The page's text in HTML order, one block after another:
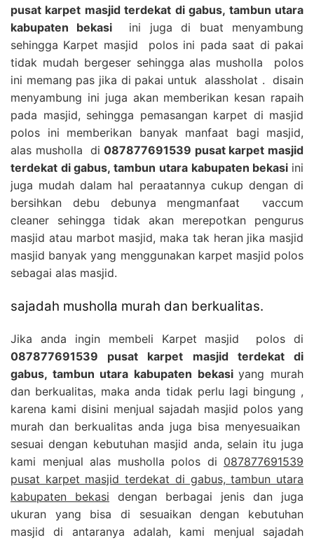
pusat karpet masjid terdekat di gabus, tambun utara
kabupaten bekasi
ini juga di buat menyambung
sehingga Karpet masjid polos ini pada saat di pakai
tidak mudah bergeser sehingga alas musholla polos
ini memang pas jika di pakai untuk alassholat . disain
menyambung ini juga akan memberikan kesan rapaih
pada masjid, sehingga pemasangan karpet di masjid
polos ini memberikan banyak manfaat bagi masjid,
alas musholla di087877691539 pusat karpet masjid
terdekat di gabus, tambun utara kabupaten bekasi ini
juga mudah dalam hal peraatannya cukup dengan di
bersihkan debu debunya mengmanfaat vaccum
cleaner sehingga tidak akan merepotkan pengurus
masjid atau marbot masjid, maka tak heran jika masjid
masjid banyak yang menggunakan karpet masjid polos
sebagai alas masjid.
sajadah musholla murah dan berkualitas.
Jika anda ingin membeli Karpet masjid polos di
087877691539 pusat karpet masjid terdekat di
gabus, tambun utara kabupaten bekasiyang murah
dan berkualitas, maka anda tidak perlu lagi bingung ,
karena kami disini menjual sajadah masjid polos yang
murah dan berkualitas anda juga bisa menyesuaikan
sesuai dengan kebutuhan masjid anda, selain itu juga
kami menjual alas musholla polos di 087877691539
pusat karpet masjid terdekat di gabus, tambun utara
kabupaten bekasi dengan berbagai jenis dan juga
ukuran yang bisa di sesuaikan dengan kebutuhan
masjid di antaranya adalah, kami menjual sajadah